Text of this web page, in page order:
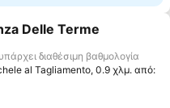
στα αγαπημένα
Delle Terme
διαθέσιμη βαθμολογία
al Tagliamento, 0.9 χλμ. από: